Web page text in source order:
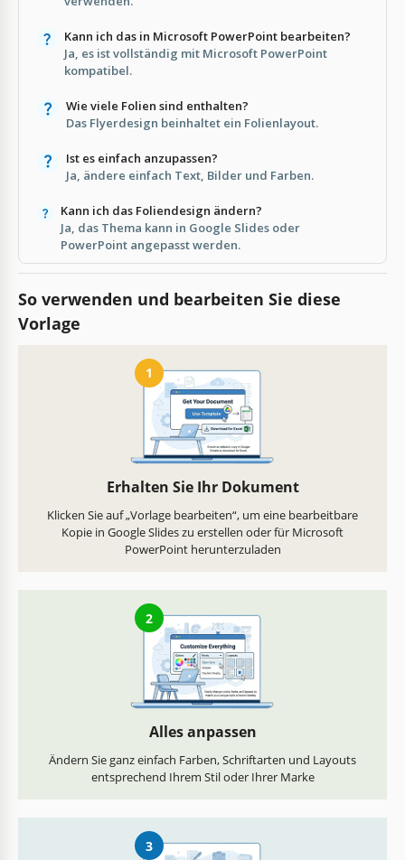
Kann ich das in Microsoft PowerPoint bearbeiten?
Ja, es ist vollständig mit Microsoft PowerPoint
kompatibel.
Wie viele Folien sind enthalten?
Das Flyerdesign beinhaltet ein Folienlayout.
Ist es einfach anzupassen?
Ja, ändere einfach Text, Bilder und Farben.
Kann ich das Foliendesign ändern?
Ja, das Thema kann in Google Slides oder
PowerPoint angepasst werden.
So verwenden und bearbeiten Sie diese
Vorlage
1
Erhalten Sie Ihr Dokument
Klicken Sie auf „Vorlage bearbeiten“, um eine bearbeitbare
Kopie in Google Slides zu erstellen oder für Microsoft
PowerPoint herunterzuladen
2
Alles anpassen
Ändern Sie ganz einfach Farben, Schriftarten und Layouts
entsprechend Ihrem Stil oder Ihrer Marke
3